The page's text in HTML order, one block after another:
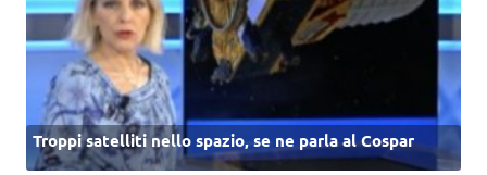
Troppi satelliti nello spazio, se ne parla al Cospar